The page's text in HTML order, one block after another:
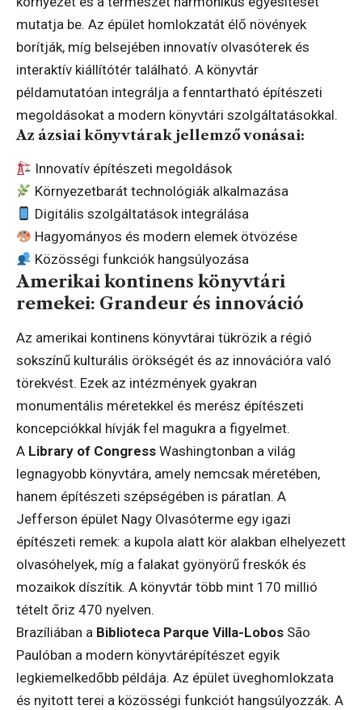
mutatja be. Az épület homlokzatát élő növények
borítják, míg belsejében innovatív olvasóterek és
interaktív kiállítótér található. A könyvtár
példamutatóan integrálja a fenntartható építészeti
megoldásokat a modern könyvtári szolgáltatásokkal.
Az ázsiai könyvtárak jellemző vonásai:
Innovatív építészeti megoldások
Környezetbarát technológiák alkalmazása
Digitális szolgáltatások integrálása
Hagyományos és modern elemek ötvözése
Közösségi funkciók hangsúlyozása
Amerikai kontinens könyvtári
remekei: Grandeur és innováció
Az amerikai kontinens könyvtárai tükrözik a régió
sokszínű kulturális örökségét és az innovációra való
törekvést. Ezek az intézmények gyakran
monumentális méretekkel és merész építészeti
koncepciókkal hívják fel magukra a figyelmet.
A Library of Congress Washingtonban a világ
legnagyobb könyvtára, amely nemcsak méretében,
hanem építészeti szépségében is páratlan. A
Jefferson épület Nagy Olvasóterme egy igazi
építészeti remek: a kupola alatt kör alakban elhelyezett
olvasóhelyek, míg a falakat gyönyörű freskók és
mozaikok díszítik. A könyvtár több mint 170 millió
tételt őriz 470 nyelven.
Brazíliában a Biblioteca Parque Villa-Lobos São
Paulóban a modern könyvtárépítészet egyik
legkiemelkedőbb példája. Az épület üveghomlokzata
és nyitott terei a közösségi funkciót hangsúlyozzák. A